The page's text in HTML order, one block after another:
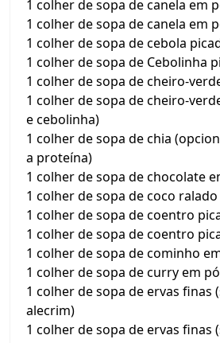
1 colher de sopa de canela em
1 colher de sopa de canela em
1 colher de sopa de cebola
1 colher de sopa de Cebolinha
1 colher de sopa de cheiro-
1 colher de sopa de cheiro-
e cebolinha)
1 colher de sopa de chia
a proteína)
1 colher de sopa de chocolate
1 colher de sopa de coco ralado
1 colher de sopa de coentro
1 colher de sopa de coentro
1 colher de sopa de cominho
1 colher de sopa de curry em pó
1 colher de sopa de ervas finas
alecrim)
1 colher de sopa de ervas finas